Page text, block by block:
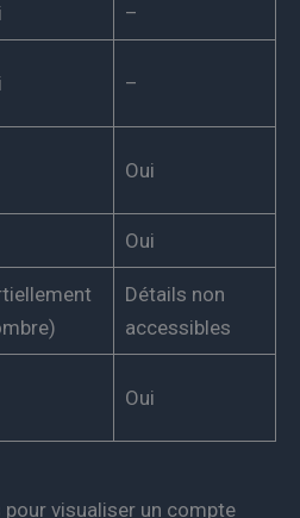
–
–
Oui
Oui
Détails non
accessibles
Oui
visualiser un compte